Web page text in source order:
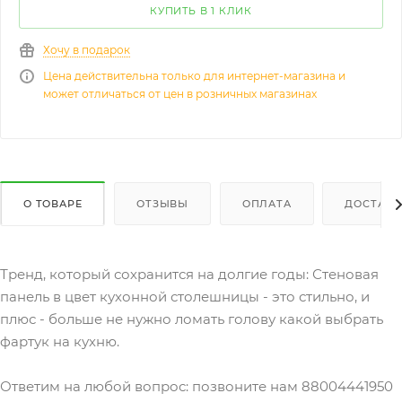
КУПИТЬ В 1 КЛИК
Хочу в подарок
Цена действительна только для интернет-магазина и
может отличаться от цен в розничных магазинах
О ТОВАРЕ ОТЗЫВЫ ОПЛАТА
Тренд, который сохранится на долгие годы: Стеновая
панель в цвет кухонной столешницы - это стильно, и
плюс - больше не нужно ломать голову какой выбрать
фартук на кухню.
Ответим на любой вопрос: позвоните нам 88004441950